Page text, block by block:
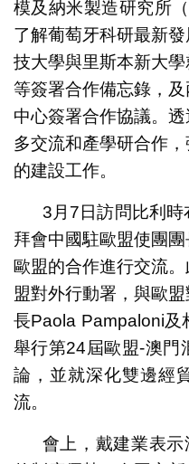
模及納米製造研究所
了解葡萄牙科研最新
技大學與里斯本新大
等簽署合作備忘錄，
中心簽署合作協議。
多交流和產學研合作
的建設工作。
3月7日訪問比利
拜會中國駐歐盟使團
歐盟的合作進行交流
盟對外行動署，與歐
長Paola Pampaloni及
舉行第24屆歐盟-澳門
論，並就深化雙邊經
流。
會上，戴建業表示